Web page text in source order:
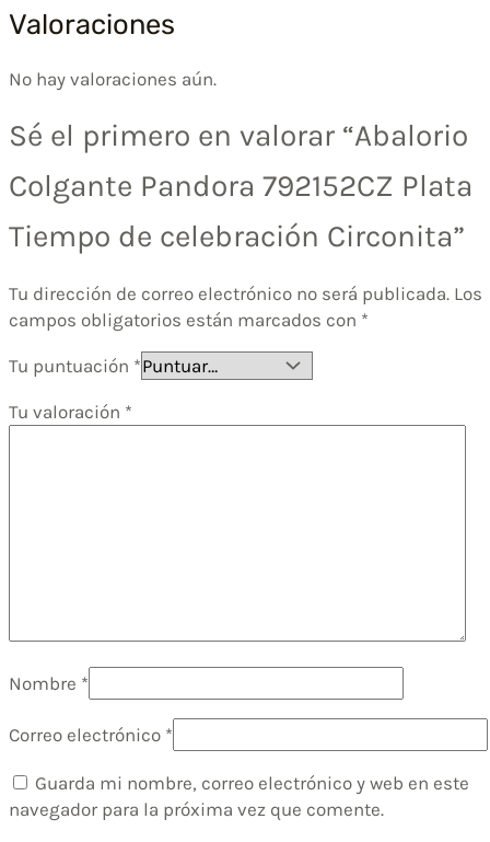
Valoraciones
No hay valoraciones aún.
Sé el primero en valorar “Abalorio
Colgante Pandora 792152CZ Plata
Tiempo de celebración Circonita”
Tu dirección de correo electrónico no será publicada. Los
campos obligatorios están marcados con *
Tu puntuación *
Tu valoración *
Nombre *
Correo electrónico *
Guarda mi nombre, correo electrónico y web en este
navegador para la próxima vez que comente.